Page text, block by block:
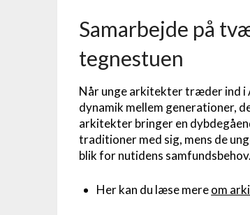
Samarbejde på
tegnestuen
Når unge arkitekter træder ind i
dynamik mellem generationer,
arkitekter bringer en
traditioner med sig, mens de
blik for nutidens samfundsbehov.
Her kan du læse mereom